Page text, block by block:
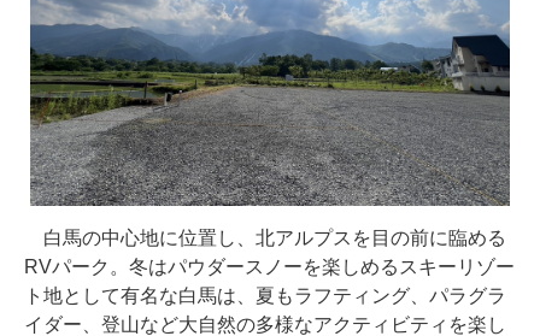
白馬の中心地に位置し、北アルプスを目の前に臨める
RVパーク。冬はパウダースノーを楽しめるスキーリゾー
ト地として有名な白馬は、夏もラフティング、パラグラ
イダー、登山など大自然の多様なアクティビティを楽し